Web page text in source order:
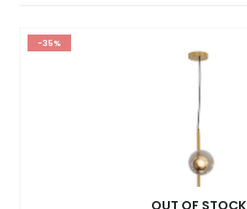
-35%
OUT OF STOCK